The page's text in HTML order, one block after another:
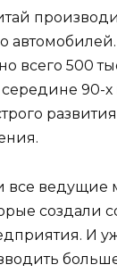
автомобилей.
всего 500
90-
развития
все ведущие
создали
И